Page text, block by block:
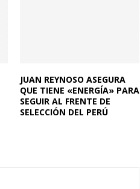
JUAN REYNOSO ASEGURA
QUE TIENE «ENERGÍA» PARA
SEGUIR AL FRENTE DE
SELECCIÓN DEL PERÚ